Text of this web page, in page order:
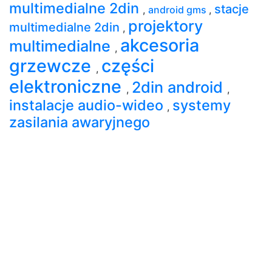
multimedialne 2din , android gms , stacje
multimedialne 2din , projektory
multimedialne , akcesoria
grzewcze , części
elektroniczne , 2din android ,
instalacje audio-wideo , systemy
zasilania awaryjnego